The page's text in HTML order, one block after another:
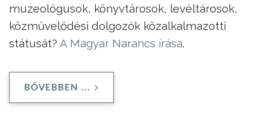
muzeológusok, könyvtárosok, levéltárosok,
közművelődési dolgozók közalkalmazotti
státusát? A Magyar Narancs írása.
BŐVEBBEN ...